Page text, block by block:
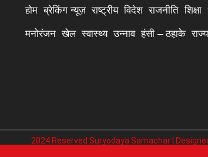
होम ब्रेकिंग न्यूज़ राष्ट्रीय विदेश राजनीति शिक्षा
मनोरंजन खेल स्वास्थ्य उन्नाव हंसी – ठहाके राज्य
2024 Reserved Suryodaya Samachar |